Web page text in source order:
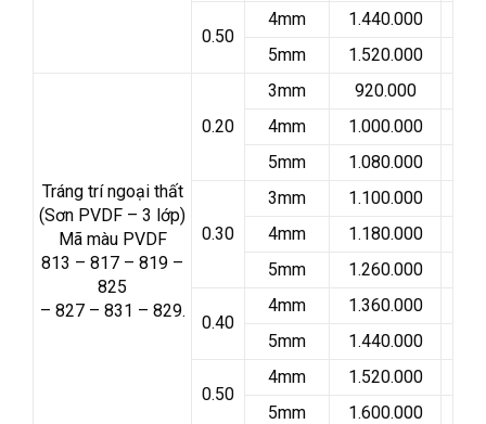
0.50
4mm
1.440.000
5mm
1.520.000
Tráng trí ngoại thất
(Sơn PVDF – 3 lớp)
Mã màu PVDF
813 – 817 – 819 –
825
– 827 – 831 – 829.
0.20
3mm
920.000
4mm
1.000.000
5mm
1.080.000
0.30
3mm
1.100.000
4mm
1.180.000
5mm
1.260.000
0.40
4mm
1.360.000
5mm
1.440.000
0.50
4mm
1.520.000
5mm
1.600.000